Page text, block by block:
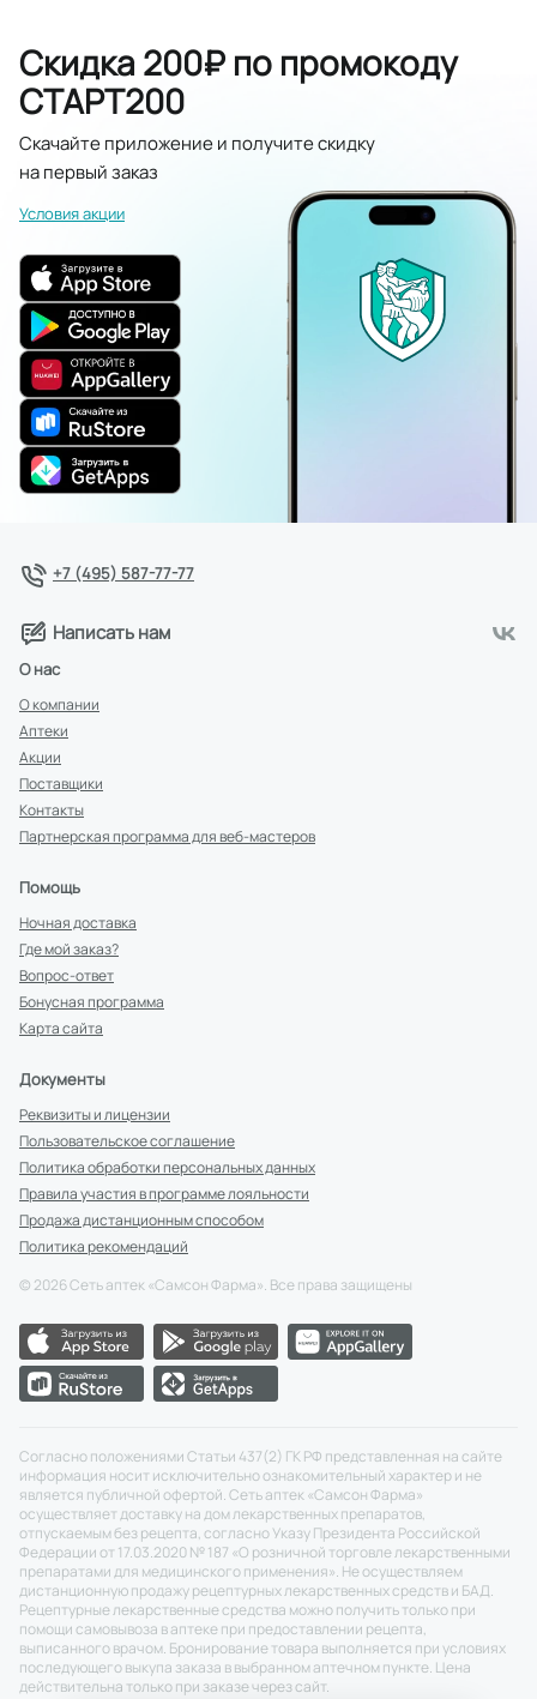
Скидка 200₽ по промокоду
СТАРТ200
Скачайте приложение и получите скидку
на первый заказ
Условия акции
+7 (495) 587-77-77
Написать нам
О нас
О компании
Аптеки
Акции
Поставщики
Контакты
Партнерская программа для веб-мастеров
Помощь
Ночная доставка
Где мой заказ?
Вопрос-ответ
Бонусная программа
Карта сайта
Документы
Реквизиты и лицензии
Пользовательское соглашение
Политика обработки персональных данных
Правила участия в программе лояльности
Продажа дистанционным способом
Политика рекомендаций
© 2026Сеть аптек «Самсон Фарма». Все права защищены
Согласно положениями Статьи 437(2) ГК РФ представленная на сайте
информация носит исключительно ознакомительный характер и не
является публичной офертой. Сеть аптек «Самсон Фарма»
осуществляет доставку на дом лекарственных препаратов,
отпускаемым без рецепта, согласно Указу Президента Российской
Федерации от 17.03.2020 № 187 «О розничной торговле лекарственными
препаратами для медицинского применения». Не осуществляем
дистанционную продажу рецептурных лекарственных средств и БАД.
Рецептурные лекарственные средства можно получить только при
помощи самовывоза в аптеке при предоставлении рецепта,
выписанного врачом. Бронирование товара выполняется при условиях
последующего выкупа заказа в выбранном аптечном пункте. Цена
действительна только при заказе через сайт.